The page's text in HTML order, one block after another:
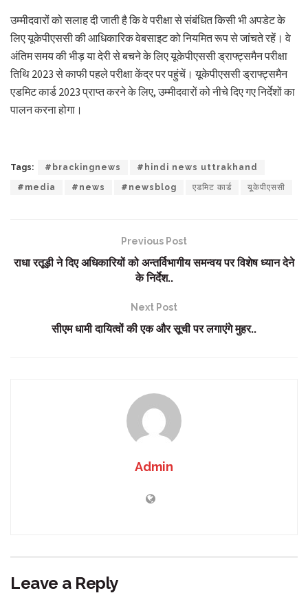
उम्मीदवारों को सलाह दी जाती है कि वे परीक्षा से संबंधित किसी भी अपडेट के
लिए यूकेपीएससी की आधिकारिक वेबसाइट को नियमित रूप से जांचते रहें। वे
अंतिम समय की भीड़ या देरी से बचने के लिए यूकेपीएससी ड्राफ्ट्समैन परीक्षा
तिथि 2023 से काफी पहले परीक्षा केंद्र पर पहुंचें। यूकेपीएससी ड्राफ्ट्समैन
एडमिट कार्ड 2023 प्राप्त करने के लिए, उम्मीदवारों को नीचे दिए गए निर्देशों का
पालन करना होगा।
Tags: #brackingnews #hindi news uttrakhand
#media #news #newsblog एडमिट कार्ड यूकेपीएससी
Previous Post
राधा रतूड़ी ने दिए अधिकारियों को अन्तर्विभागीय समन्वय पर विशेष ध्यान देने
के निर्देश..
Next Post
सीएम धामी दायित्वों की एक और सूची पर लगाएंगे मुहर..
Admin
Leave a Reply